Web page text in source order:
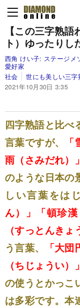
【この三字熟
ト）ゆったり
西角 けい子: ステージメ
愛好家
社会
世にも美しい三字
2021年10月30日 3:35
四字熟語と比べ
言葉ですが、
雨（さみだれ）
のような日本の
しい言葉をはじ
ん）」「頓珍
（すっとんきょ
う言葉、
「大
（ちじょうい
の使うとかっこ
は多彩です。本